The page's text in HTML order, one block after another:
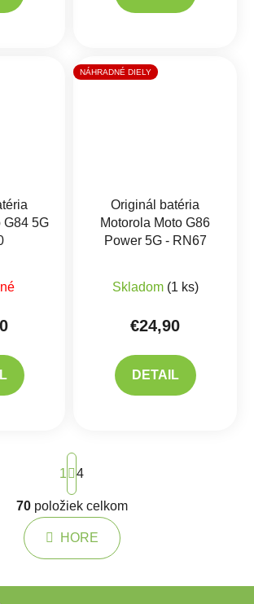
G84 5G
NÁHRADNÉ DIELY
Originál batéria
Motorola Moto G86
Power 5G - RN67
Skladom (1 ks)
€24,90
DETAIL
Ovládacie prvky výpisu
Stránkovanie
1 4
70položiek celkom
HORE